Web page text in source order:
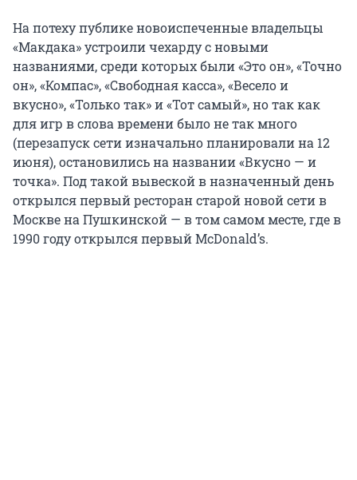
На потеху публике новоиспеченные владельцы
«Макдака» устроили чехарду с новыми
названиями, среди которых были «Это он», «Точно
он», «Компас», «Свободная касса», «Весело и
вкусно», «Только так» и «Тот самый», но так как
для игр в слова времени было не так много
(перезапуск сети изначально планировали на 12
июня), остановились на названии «Вкусно — и
точка». Под такой вывеской в назначенный день
открылся первый ресторан старой новой сети в
Москве на Пушкинской — в том самом месте, где в
1990 году открылся первый McDonald’s.